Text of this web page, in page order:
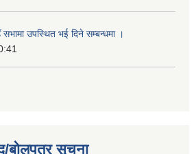
उपस्थित भई दिने सम्बन्धमा ।
बोलपत्र सूचना